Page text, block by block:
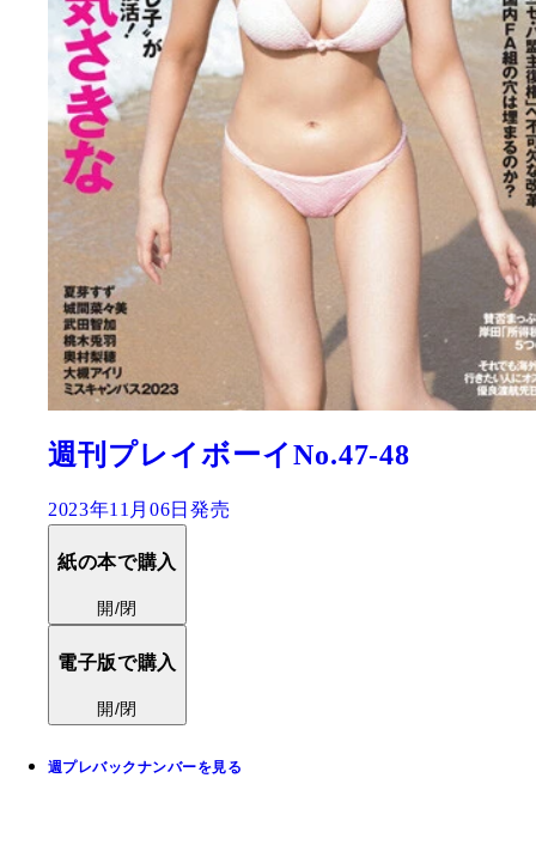
週刊プレイボーイNo.47-48
2023年11月06日発売
紙の本で購入
開/閉
電子版で購入
開/閉
週プレバックナンバーを見る